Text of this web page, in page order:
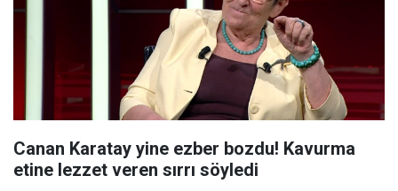
Canan Karatay yine ezber bozdu! Kavurma
etine lezzet veren sırrı söyledi